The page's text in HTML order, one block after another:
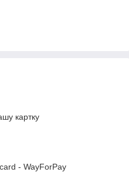
картку
- WayForPay